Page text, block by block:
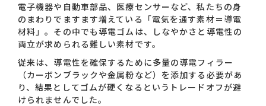
おすすめキーワード
電子機器や自動車部品、医療センサーなど、私たちの身
のまわりでますます増えている「電気を通す素材＝導電
材料」。その中でも導電ゴムは、しなやかさと導電性の
両立が求められる難しい素材です。
従来は、導電性を確保するために多量の導電フィラー
（カーボンブラックや金属粉など）を添加する必要があ
り、結果としてゴムが硬くなるというトレードオフが避
けられませんでした。